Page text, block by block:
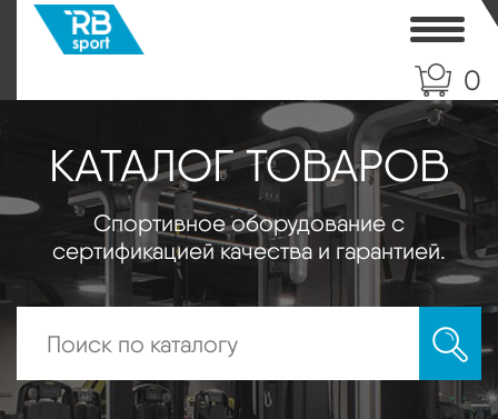
0
КАТАЛОГ ТОВАРОВ
Спортивное оборудование с
сертификацией качества и гарантией.